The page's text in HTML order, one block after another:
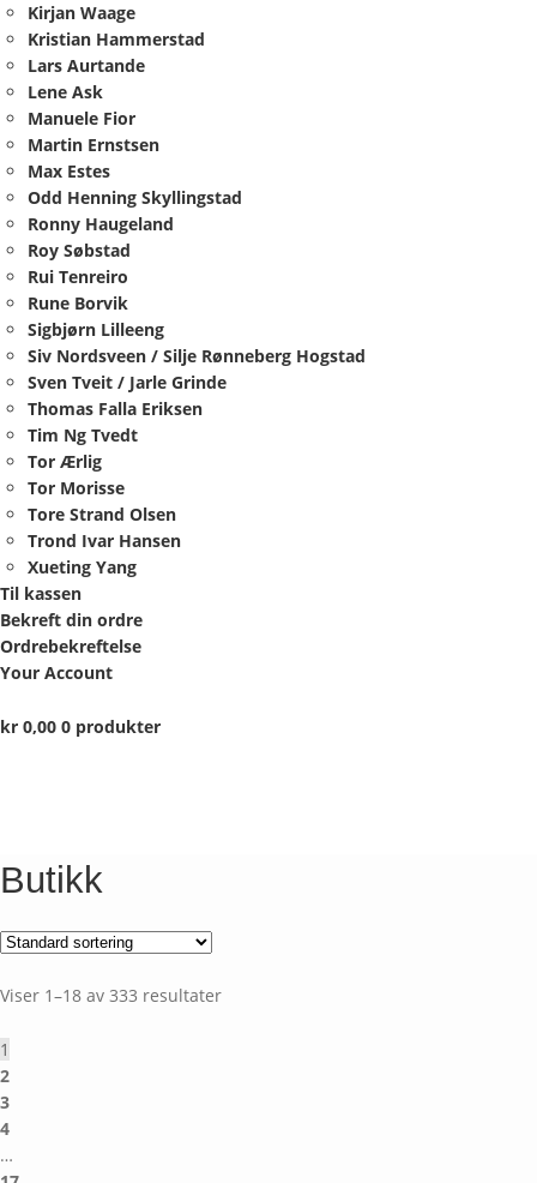
Kirjan Waage
Kristian Hammerstad
Lars Aurtande
Lene Ask
Manuele Fior
Martin Ernstsen
Max Estes
Odd Henning Skyllingstad
Ronny Haugeland
Roy Søbstad
Rui Tenreiro
Rune Borvik
Sigbjørn Lilleeng
Siv Nordsveen / Silje Rønneberg Hogstad
Sven Tveit / Jarle Grinde
Thomas Falla Eriksen
Tim Ng Tvedt
Tor Ærlig
Tor Morisse
Tore Strand Olsen
Trond Ivar Hansen
Xueting Yang
Til kassen
Bekreft din ordre
Ordrebekreftelse
Your Account
kr 0,00 0 produkter
Butikk
Viser 1–18 av 333 resultater
1
2
3
4
…